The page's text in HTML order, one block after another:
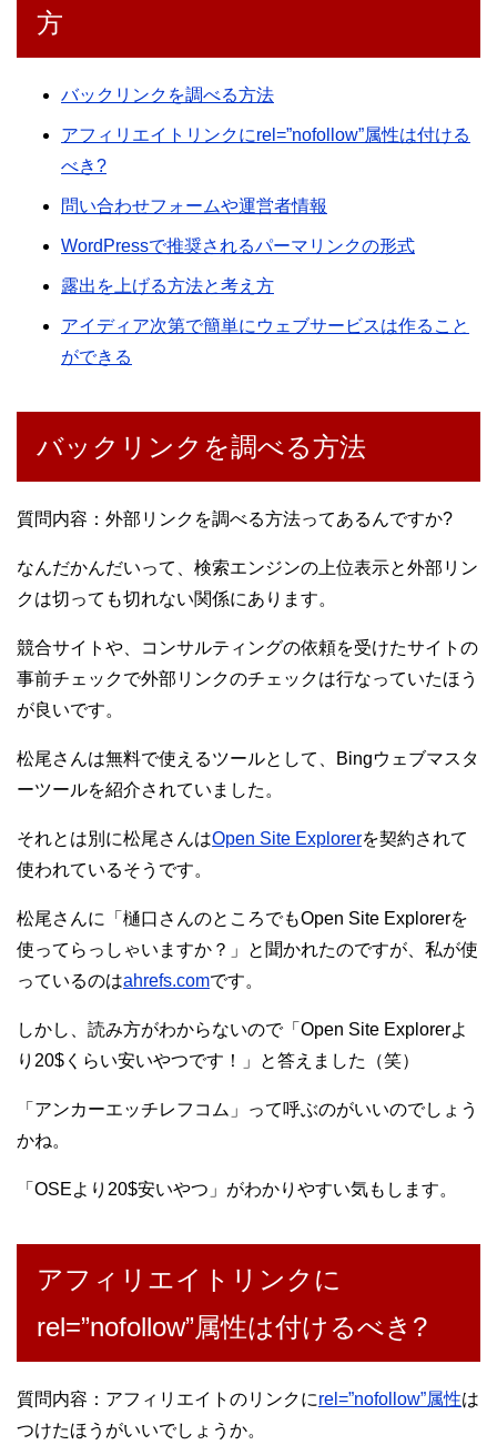
方
バックリンクを調べる方法
アフィリエイトリンクにrel=”nofollow”属性は付ける
べき?
問い合わせフォームや運営者情報
WordPressで推奨されるパーマリンクの形式
露出を上げる方法と考え方
アイディア次第で簡単にウェブサービスは作ること
ができる
バックリンクを調べる方法
質問内容：外部リンクを調べる方法ってあるんですか?
なんだかんだいって、検索エンジンの上位表示と外部リン
クは切っても切れない関係にあります。
競合サイトや、コンサルティングの依頼を受けたサイトの
事前チェックで外部リンクのチェックは行なっていたほう
が良いです。
松尾さんは無料で使えるツールとして、Bingウェブマスタ
ーツールを紹介されていました。
それとは別に松尾さんはOpen Site Explorerを契約されて
使われているそうです。
松尾さんに「樋口さんのところでもOpen Site Explorerを
使ってらっしゃいますか？」と聞かれたのですが、私が使
っているのはahrefs.comです。
しかし、読み方がわからないので「Open Site Explorerよ
り20$くらい安いやつです！」と答えました（笑）
「アンカーエッチレフコム」って呼ぶのがいいのでしょう
かね。
「OSEより20$安いやつ」がわかりやすい気もします。
アフィリエイトリンクに
rel=”nofollow”属性は付けるべき?
質問内容：アフィリエイトのリンクにrel=”nofollow”属性は
つけたほうがいいでしょうか。